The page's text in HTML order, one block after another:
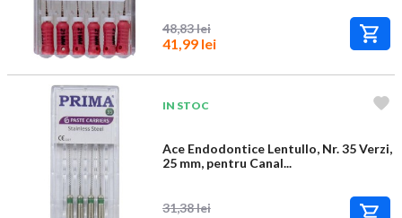
48,83 lei
41,99 lei
IN STOC
Ace Endodontice Lentullo, Nr. 35 Verzi,
25 mm, pentru Canal...
31,38 lei